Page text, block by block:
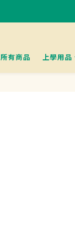
所有商品 上學用品